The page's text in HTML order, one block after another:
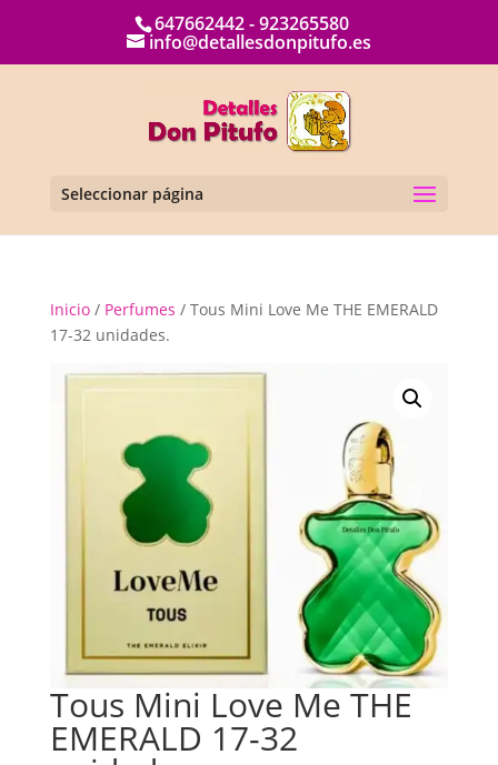
647662442 - 923265580
info@detallesdonpitufo.es
Seleccionar página
Inicio/ Perfumes / Tous Mini Love Me THE EMERALD
17-32 unidades.
Tous Mini Love Me THE
EMERALD 17-32